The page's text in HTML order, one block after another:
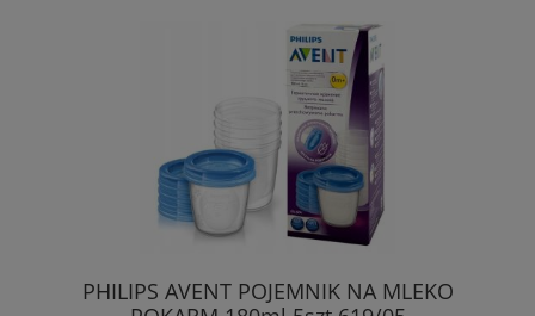
PHILIPS AVENT POJEMNIK NA MLEKO